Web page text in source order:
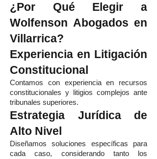
¿Por Qué Elegir a
Wolfenson Abogados en
Villarrica?
Experiencia en Litigación
Constitucional
Contamos con experiencia en recursos
constitucionales y litigios complejos ante
tribunales superiores.
Estrategia Jurídica de
Alto Nivel
Diseñamos soluciones específicas para
cada caso, considerando tanto los